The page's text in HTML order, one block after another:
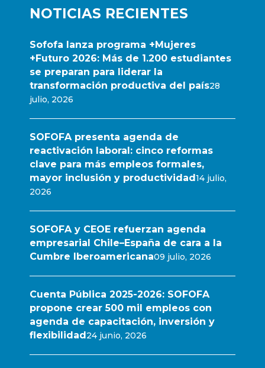
NOTICIAS RECIENTES
Sofofa lanza programa +Mujeres
+Futuro 2026: Más de 1.200 estudiantes
se preparan para liderar la
transformación productiva del país28
julio, 2026
SOFOFA presenta agenda de
reactivación laboral: cinco reformas
clave para más empleos formales,
mayor inclusión y productividad14 julio,
2026
SOFOFA y CEOE refuerzan agenda
empresarial Chile–España de cara a la
Cumbre Iberoamericana09 julio, 2026
Cuenta Pública 2025-2026: SOFOFA
propone crear 500 mil empleos con
agenda de capacitación, inversión y
flexibilidad24 junio, 2026